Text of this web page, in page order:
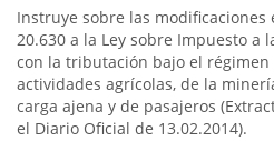
Instruye sobre las modificaciones
20.630 a la Ley sobre Impuesto a
con la tributación bajo el
actividades agrícolas, de la
carga ajena y de pasajeros
el Diario Oficial de 13.02.2014).